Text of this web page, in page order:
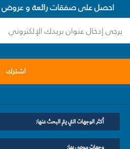
احصل على صفقات رائعة و عروض
اشترك
أكثر الوجهات التي يتم البحث عنها:
وجهات موصى بها: